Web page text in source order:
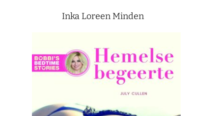
Inka Loreen Minden